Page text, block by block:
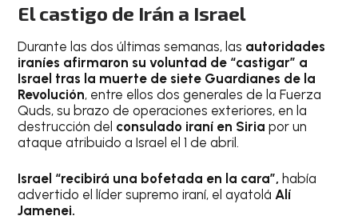
El castigo de Irán a Israel
Durante las dos últimas semanas, las autoridades
iraníes afirmaron su voluntad de “castigar” a
Israel tras la muerte de siete Guardianes de la
Revolución, entre ellos dos generales de la Fuerza
Quds, su brazo de operaciones exteriores, en la
destrucción del consulado iraní en Siriapor un
ataque atribuido a Israel el 1 de abril.
Israel “recibirá una bofetada en la cara”, había
advertido el líder supremo iraní, el ayatolá Alí
Jamenei.